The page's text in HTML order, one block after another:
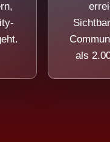
als